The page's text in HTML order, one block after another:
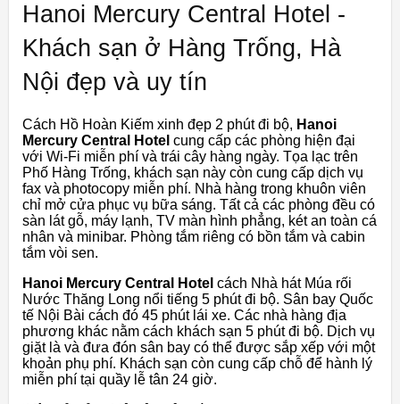
Hanoi Mercury Central Hotel -
Khách sạn ở Hàng Trống, Hà
Nội đẹp và uy tín
Cách Hồ Hoàn Kiếm xinh đẹp 2 phút đi bộ, Hanoi
Mercury Central Hotel cung cấp các phòng hiện đại
với Wi-Fi miễn phí và trái cây hàng ngày. Tọa lạc trên
Phố Hàng Trống, khách sạn này còn cung cấp dịch vụ
fax và photocopy miễn phí. Nhà hàng trong khuôn viên
chỉ mở cửa phục vụ bữa sáng. Tất cả các phòng đều có
sàn lát gỗ, máy lạnh, TV màn hình phẳng, két an toàn cá
nhân và minibar. Phòng tắm riêng có bồn tắm và cabin
tắm vòi sen.
Hanoi Mercury Central Hotel cách Nhà hát Múa rối
Nước Thăng Long nổi tiếng 5 phút đi bộ. Sân bay Quốc
tế Nội Bài cách đó 45 phút lái xe. Các nhà hàng địa
phương khác nằm cách khách sạn 5 phút đi bộ. Dịch vụ
giặt là và đưa đón sân bay có thể được sắp xếp với một
khoản phụ phí. Khách sạn còn cung cấp chỗ để hành lý
miễn phí tại quầy lễ tân 24 giờ.